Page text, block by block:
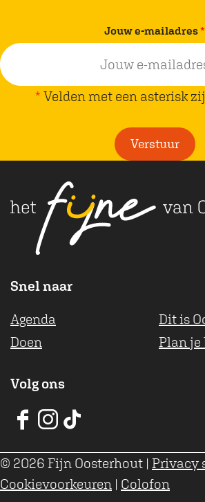
Jouw e-mailadres*
* Velden met een asterisk
Verstuur
Snel naar
Agenda
Dit is
Doen
Plan je
Volg ons
V
V
V
O
V
V
V
O
V
V
V
O
© 2026 Fijn Oosterhout | Privacy
Cookievoorkeuren | Colofon